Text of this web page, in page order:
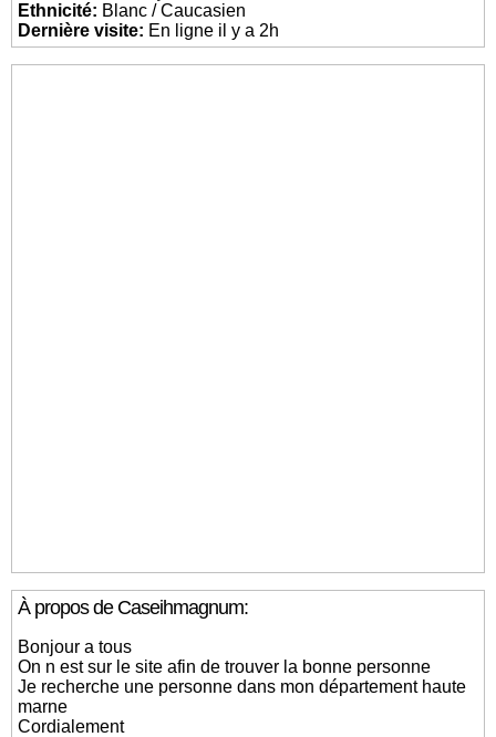
Ethnicité: Blanc / Caucasien
Dernière visite: En ligne il y a 2h
À propos de Caseihmagnum:
Bonjour a tous
On n est sur le site afin de trouver la bonne personne
Je recherche une personne dans mon département haute
marne
Cordialement